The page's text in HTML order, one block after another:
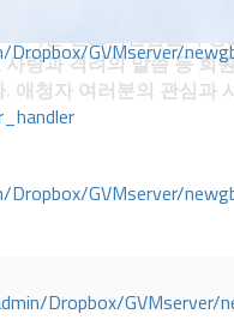
GVMserver/
GVMserver/
Dropbox/GVMserver/
시는 선교회원님들의
랑과 격려의 말씀 등 회
애청자 여러분의 관심과